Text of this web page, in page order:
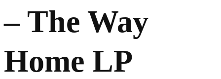
– The Way
Home LP